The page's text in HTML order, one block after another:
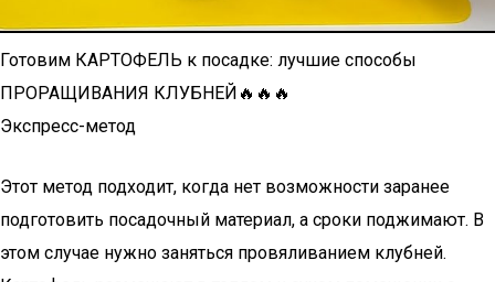
Готовим КАРТОФЕЛЬ к посадке: лучшие способы
ПРОРАЩИВАНИЯ КЛУБНЕЙ🔥🔥🔥
Экспресс-метод
Этот метод подходит, когда нет возможности заранее
подготовить посадочный материал, а сроки поджимают. В
этом случае нужно заняться провяливанием клубней.